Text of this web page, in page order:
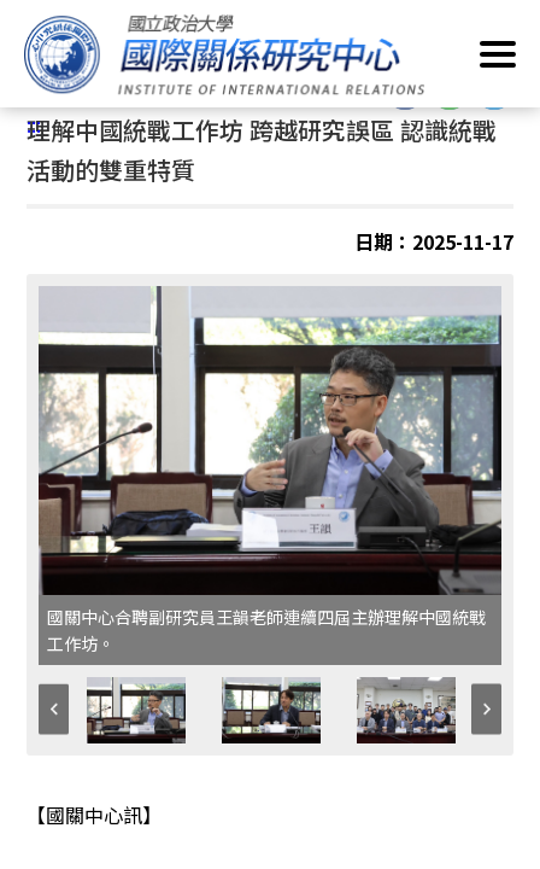
到
主
要
內
容
首頁/ 最新消息/一般事項
:::
:::
理解中國統戰工作坊 跨越研究誤區 認識統戰
活動的雙重特質
日期：2025-11-17
國關中心合聘副研究員王韻老師連續四屆主辦理解中國統戰
工作坊。
【國關中心訊】